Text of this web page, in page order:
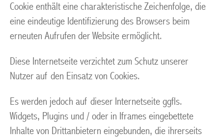
Cookie enthält eine charakteristische Zeichenfolge, die
eine eindeutige Identifizierung des Browsers beim
erneuten Aufrufen der Website ermöglicht.
Diese Internetseite verzichtet zum Schutz unserer
Nutzer auf den Einsatz von Cookies.
Es werden jedoch auf dieser Internetseite ggfls.
Widgets, Plugins und / oder in Iframes eingebettete
Inhalte von Drittanbietern eingebunden, die ihrerseits